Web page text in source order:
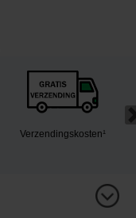
Verzendingskosten¹